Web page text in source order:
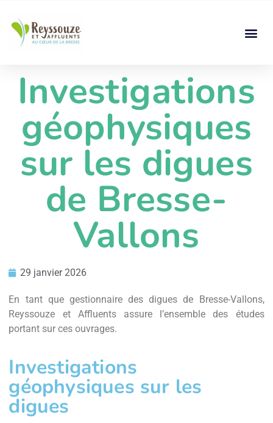
Investigations
géophysiques
sur les digues
de Bresse-
Vallons
29 janvier 2026
En tant que gestionnaire des digues de Bresse-Vallons,
Reyssouze et Affluents assure l’ensemble des études
portant sur ces ouvrages.
Investigations
géophysiques sur les
digues